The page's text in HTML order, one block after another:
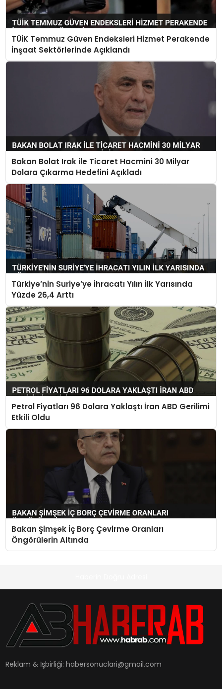
TÜİK Temmuz Güven Endeksleri Hizmet Perakende
İnşaat Sektörlerinde Açıklandı
Bakan Bolat Irak ile Ticaret Hacmini 30 Milyar
Dolara Çıkarma Hedefini Açıkladı
Türkiye’nin Suriye’ye İhracatı Yılın İlk Yarısında
Yüzde 26,4 Arttı
Petrol Fiyatları 96 Dolara Yaklaştı İran ABD Gerilimi
Etkili Oldu
Bakan Şimşek İç Borç Çevirme Oranları
Öngörülerin Altında
Reklam & İşbirliği:habersonuclari@gmail.com